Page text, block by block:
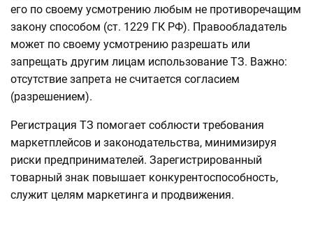
его по своему усмотрению любым не противоречащим
закону способом (ст. 1229 ГК РФ). Правообладатель
может по своему усмотрению разрешать или
запрещать другим лицам использование ТЗ. Важно:
отсутствие запрета не считается согласием
(разрешением).
Регистрация ТЗ помогает соблюсти требования
маркетплейсов и законодательства, минимизируя
риски предпринимателей. Зарегистрированный
товарный знак повышает конкурентоспособность,
служит целям маркетинга и продвижения.